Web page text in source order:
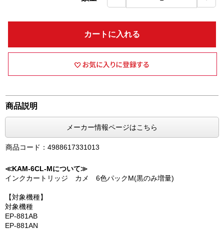
カートに入れる
商品説明
メーカー情報ページはこちら
商品コード：4988617331013
≪KAM-6CL-Mについて≫
インクカートリッジ カメ 6色パックM(黒のみ増量)
【対象機種】
対象機種
EP-881AB
EP-881AN